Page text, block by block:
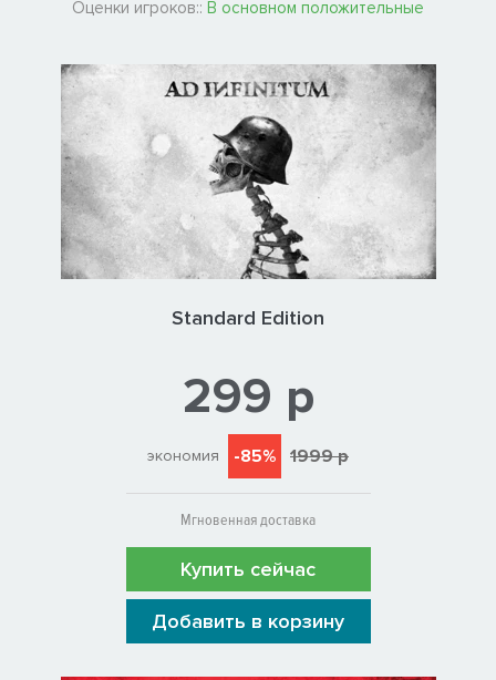
Оценки игроков:: В основном положительные
Standard Edition
299 р
экономия -85% 1999 р
Мгновенная доставка
Купить сейчас
Добавить в корзину